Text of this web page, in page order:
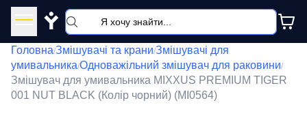
Y
Головна/Змішувачі та крани/Змішувачі для
умивальника/Одноважільний змішувач для раковини/
Змішувач для умивальника MIXXUS PREMIUM TIGER
001 NUT BLACK (Колір чорний) (MI0564)